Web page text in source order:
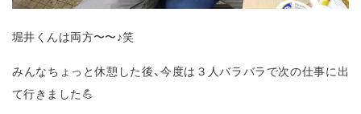
堀井くんは両方〜〜♪笑
みんなちょっと休憩した後、今度は３人バラバラで次の仕事に出
て行きました💪